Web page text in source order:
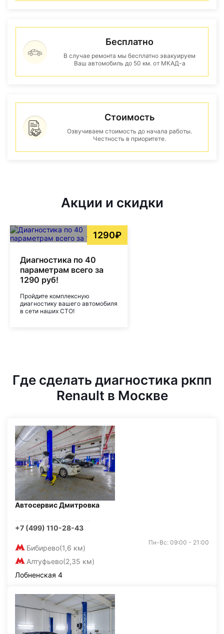
Бесплатно
В случае ремонта мы бесплатно эвакуируем
Ваш автомобиль до 50 км. от МКАД-а
Стоимость
Озвучиваем стоимость до начала работы.
Честность в приоритете.
Акции и скидки
1290₽
Диагностика по 40
параметрам всего за
1290 руб!
Пройдите комплексную
диагностику вашего автомобиля
в сети наших СТО!
Где сделать диагностика ркпп
Renault в Москве
Автосервис Дмитровка
+7 (499) 110-28-43
Бибирево(1,6 км)
Алтуфьево(2,35 км)
Пн-Вс: 09:00 - 21:00
Лобненская 4